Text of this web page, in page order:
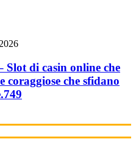
Slot di casin online che
coraggiose che sfidano